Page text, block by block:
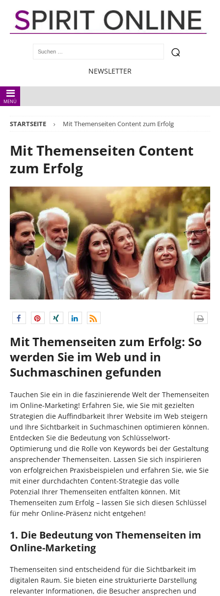
NEWSLETTER
MENÜ
STARTSEITE Mit Themenseiten Content zum Erfolg
Mit Themenseiten Content
zum Erfolg
Mit Themenseiten zum Erfolg: So
werden Sie im Web und in
Suchmaschinen gefunden
Tauchen Sie ein in die faszinierende Welt der Themenseiten
im Online-Marketing! Erfahren Sie, wie Sie mit gezielten
Strategien die Auffindbarkeit Ihrer Website im Web steigern
und Ihre Sichtbarkeit in Suchmaschinen optimieren können.
Entdecken Sie die Bedeutung von Schlüsselwort-
Optimierung und die Rolle von Keywords bei der Gestaltung
ansprechender Themenseiten. Lassen Sie sich inspirieren
von erfolgreichen Praxisbeispielen und erfahren Sie, wie Sie
mit einer durchdachten Content-Strategie das volle
Potenzial Ihrer Themenseiten entfalten können. Mit
Themenseiten zum Erfolg – lassen Sie sich diesen Schlüssel
für mehr Online-Präsenz nicht entgehen!
1. Die Bedeutung von Themenseiten im
Online-Marketing
Themenseiten sind entscheidend für die Sichtbarkeit im
digitalen Raum. Sie bieten eine strukturierte Darstellung
relevanter Informationen, die Besucher ansprechen und